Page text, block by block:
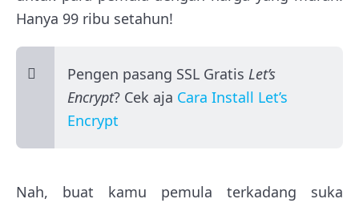
Hanya 99 ribu setahun!
Pengen pasang SSL Gratis Let’s
Encrypt? Cek aja Cara Install Let’s
Encrypt
Nah, buat kamu pemula terkadang suka